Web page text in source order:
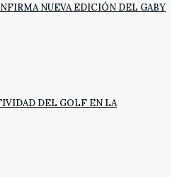
NUEVA EDICIÓN DEL GABY
DEL GOLF EN LA